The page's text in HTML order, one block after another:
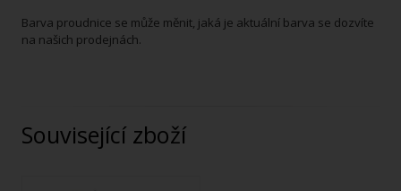
Barva proudnice se může měnit, jaká je aktuální barva se dozvíte
na našich prodejnách.
Související zboží